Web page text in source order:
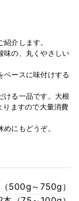
介します。
味の、丸くやさしい
ベースに味付けする
ける一品です。大根
ますので大量消費
にもどうぞ。
500g～750g）